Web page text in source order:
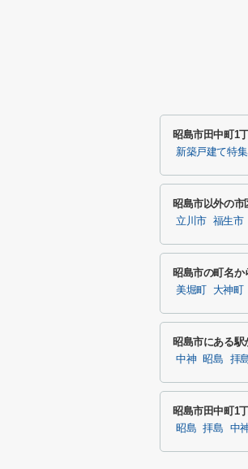
昭島市田中町1
新築戸建て特集
昭島市以外の市
立川市 福生市
昭島市の町名か
美堀町 大神町
昭島市にある駅
中神 昭島 拝
昭島市田中町1
昭島 拝島 中